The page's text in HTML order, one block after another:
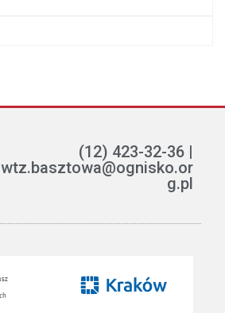
(12) 423-32-36 |
wtz.basztowa@ognisko.or
g.pl